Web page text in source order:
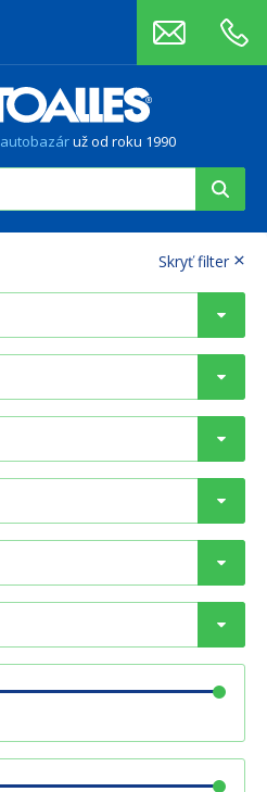
autobazáruž od roku 1990
Skryť filter ×